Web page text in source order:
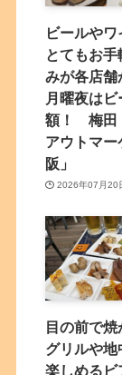
ビールやワ
とてもお手
みが各店舗
月曜夜は
額！ 梅田
アウトマー
阪」
2026年07月20
目の前で
グリルや
楽しめるビ